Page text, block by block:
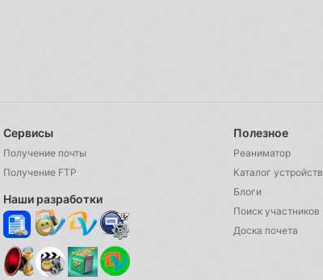
Сервисы
Получение почты
Получение FTP
Наши разработки
Полезное
Реаниматор
Каталог устройств
Блоги
Поиск участников
Доска почета